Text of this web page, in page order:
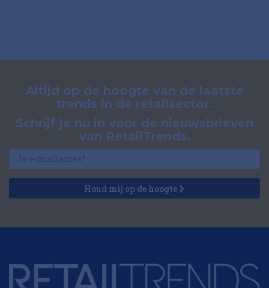
Altijd op de hoogte van de laatste
trends in de retailsector.
Schrijf je nu in voor de nieuwsbrieven
van RetailTrends.
Houd mij op de hoogte